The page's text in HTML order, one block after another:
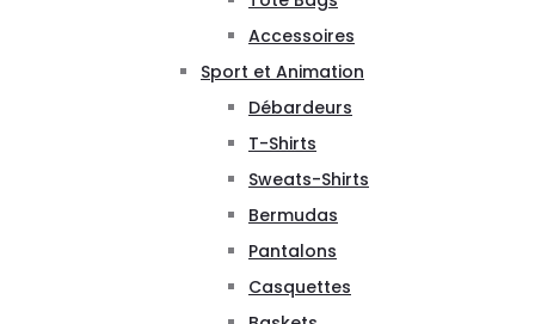
Accessoires
Sport et Animation
Débardeurs
T-Shirts
Sweats-Shirts
Bermudas
Pantalons
Casquettes